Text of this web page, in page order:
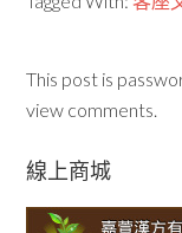
This post is
view comments.
線上商城